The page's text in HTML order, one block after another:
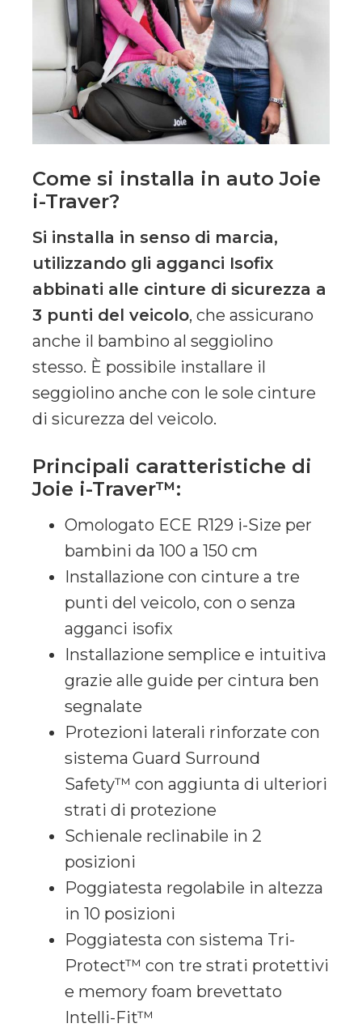
Come si installa in auto Joie
i-Traver?
Si installa in senso di marcia,
utilizzando gli agganci Isofix
abbinati alle cinture di sicurezza a
3 punti del veicolo, che assicurano
anche il bambino al seggiolino
stesso. È possibile installare il
seggiolino anche con le sole cinture
di sicurezza del veicolo.
Principali caratteristiche di
Joie i-Traver™:
Omologato ECE R129 i-Size per
bambini da 100 a 150 cm
Installazione con cinture a tre
punti del veicolo, con o senza
agganci isofix
Installazione semplice e intuitiva
grazie alle guide per cintura ben
segnalate
Protezioni laterali rinforzate con
sistema Guard Surround
Safety™ con aggiunta di ulteriori
strati di protezione
Schienale reclinabile in 2
posizioni
Poggiatesta regolabile in altezza
in 10 posizioni
Poggiatesta con sistema Tri-
Protect™ con tre strati protettivi
e memory foam brevettato
Intelli-Fit™